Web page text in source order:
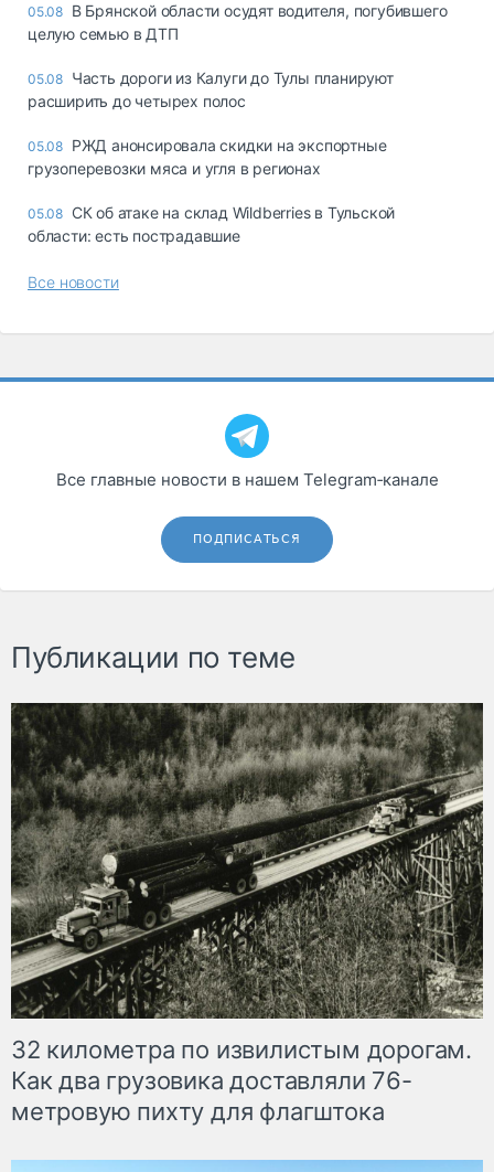
05.08 В Брянской области осудят водителя, погубившего
целую семью в ДТП
05.08 Часть дороги из Калуги до Тулы планируют
расширить до четырех полос
05.08 РЖД анонсировала скидки на экспортные
грузоперевозки мяса и угля в регионах
05.08 СК об атаке на склад Wildberries в Тульской
области: есть пострадавшие
Все новости
Все главные новости в нашем Telegram‑канале
ПОДПИСАТЬСЯ
Публикации по теме
32 километра по извилистым дорогам.
Как два грузовика доставляли 76-
метровую пихту для флагштока